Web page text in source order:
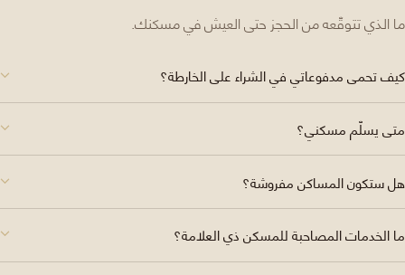
ما الذي تتوقّعه من الحجز حتى العيش في مسكنك.
كيف تحمى مدفوعاتي في الشراء على الخارطة؟
متى يسلّم مسكني؟
هل ستكون المساكن مفروشة؟
ما الخدمات المصاحبة للمسكن ذي العلامة؟